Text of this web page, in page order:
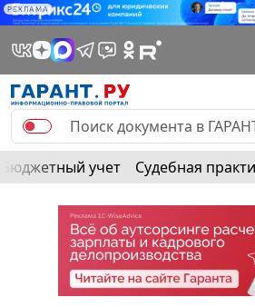
РЕКЛАМА
Бюджетный учет Судебная